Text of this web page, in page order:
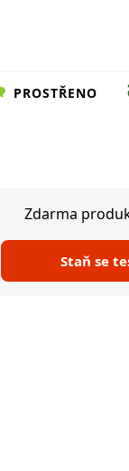
PROSTŘENO
Zdarma
Staň se